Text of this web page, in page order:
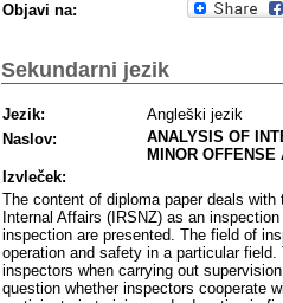
Objavi na:
Sekundarni jezik
Jezik:
Angleški jezik
Naslov:
ANALYSIS OF
MINOR OFFENSE
Izvleček:
The content of diploma paper deals
Internal Affairs (IRSNZ) as an
inspection are presented. The field of
operation and safety in a particular
inspectors when carrying out
question whether inspectors cooperate